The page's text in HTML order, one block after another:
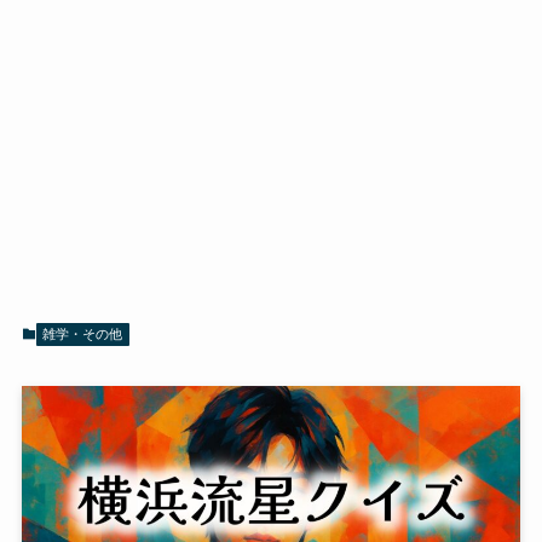
雑学・その他